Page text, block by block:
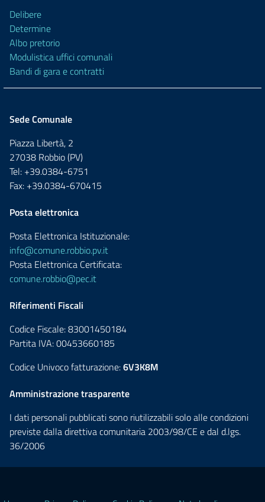
Delibere
Determine
Albo pretorio
Modulistica uffici comunali
Bandi di gara e contratti
Sede Comunale
Piazza Libertà, 2
27038 Robbio (PV)
Tel: +39.0384-6751
Fax: +39.0384-670415
Posta elettronica
Posta Elettronica Istituzionale:
info@comune.robbio.pv.it
Posta Elettronica Certificata:
comune.robbio@pec.it
Riferimenti Fiscali
Codice Fiscale: 83001450184
Partita IVA: 00453660185
Codice Univoco fatturazione:6V3K8M
Amministrazione trasparente
I dati personali pubblicati sono riutilizzabili solo alle condizioni
previste dalla direttiva comunitaria 2003/98/CE e dal d.lgs.
36/2006